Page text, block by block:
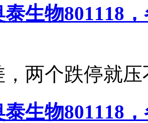
泰生物801118
，两个跌停就压
泰生物801118